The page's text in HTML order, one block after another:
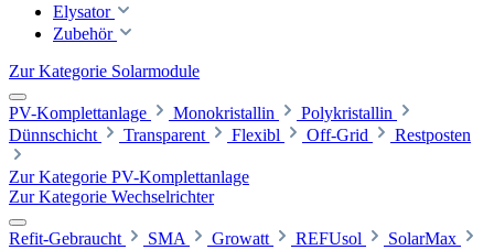
Elysator
Zubehör
Zur Kategorie Solarmodule
PV-Komplettanlage Monokristallin
Polykristallin
Dünnschicht
Transparent Flexibl Off-Grid Restposten
Zur Kategorie PV-Komplettanlage
Zur Kategorie Wechselrichter
Refit-Gebraucht SMA Growatt REFUsol
SolarMax